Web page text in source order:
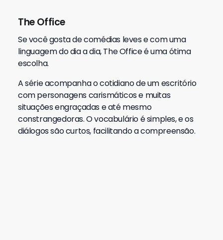
The Office
Se você gosta de comédias leves e com uma
linguagem do dia a dia, The Office é uma ótima
escolha.
A série acompanha o cotidiano de um escritório
com personagens carismáticos e muitas
situações engraçadas e até mesmo
constrangedoras. O vocabulário é simples, e os
diálogos são curtos, facilitando a compreensão.